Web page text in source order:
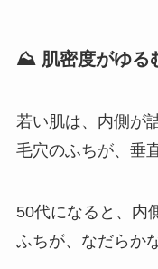
⛰️ 肌密度がゆる
若い肌は、内側が
毛穴のふちが、垂
50代になると、内
ふちが、なだらか